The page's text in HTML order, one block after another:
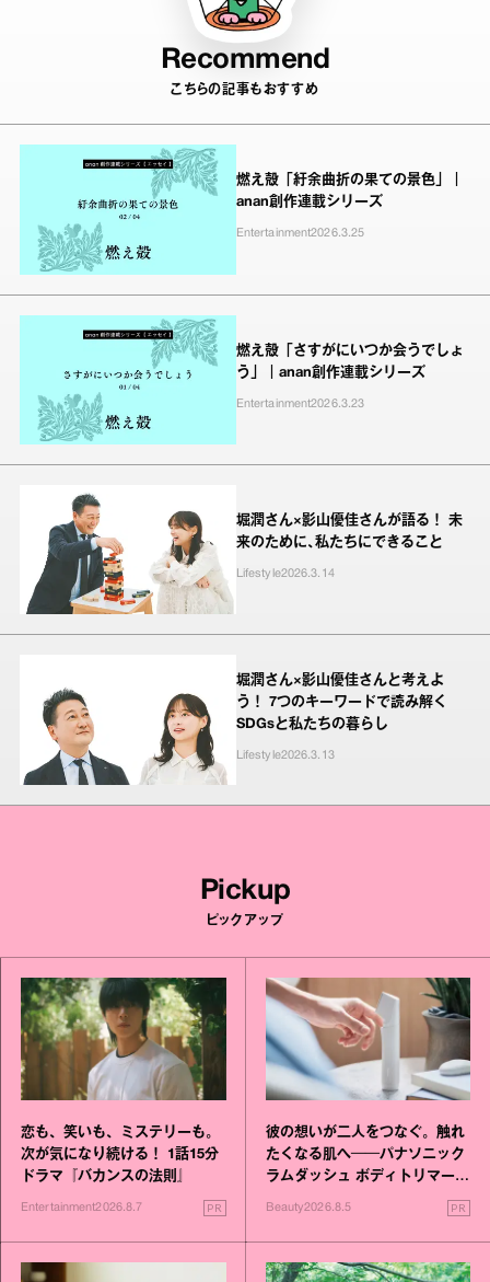
Recommend
こちらの記事もおすすめ
燃え殻「紆余曲折の果ての景色」｜
anan創作連載シリーズ
Entertainment2026.3.25
燃え殻「さすがにいつか会うでしょ
う」｜anan創作連載シリーズ
Entertainment2026.3.23
堀潤さん×影山優佳さんが語る！ 未
来のために､私たちにできること
Lifestyle2026.3.14
堀潤さん×影山優佳さんと考えよ
う！ 7つのキーワードで読み解く
SDGsと私たちの暮らし
Lifestyle2026.3.13
Pickup
ピックアップ
恋も、笑いも、ミステリーも。
次が気になり続ける！ 1話15分
ドラマ『バカンスの法則』
Entertainment2026.8.7 PR
彼の想いが二人をつなぐ。触れ
たくなる肌へ──パナソニック
ラムダッシュ ボディトリマーが
Beauty2026.8.5 PR